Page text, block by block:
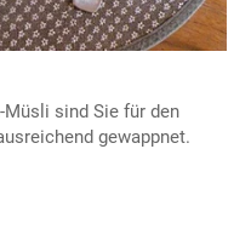
sind Sie für den
gewappnet.